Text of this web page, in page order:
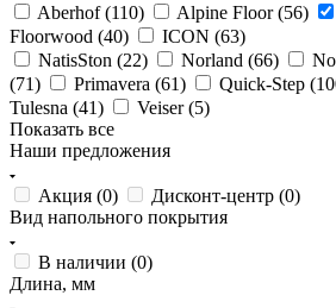
Aberhof (110) Alpine Floor (56)
Floorwood (40) ICON (63)
NatisSton (22) Norland (66)
(71) Primavera (61) Quick-Step (
Tulesna (41) Veiser (5)
Показать все
Наши предложения
Акция (0) Дисконт-центр (0)
Вид напольного покрытия
В наличии (0)
Длина, мм